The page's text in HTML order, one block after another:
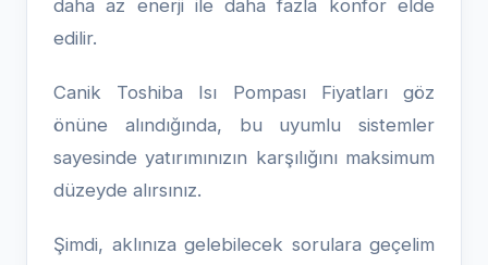
daha az enerji ile daha fazla konfor elde
edilir.
Canik Toshiba Isı Pompası Fiyatları göz
önüne alındığında, bu uyumlu sistemler
sayesinde yatırımınızın karşılığını maksimum
düzeyde alırsınız.
Şimdi, aklınıza gelebilecek sorulara geçelim